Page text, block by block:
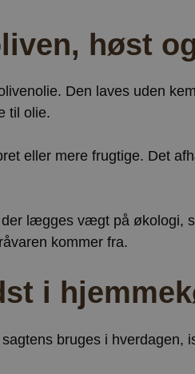
høst
Den laves uden
til olie.
eller mere frugtige. Det
lægges vægt på økologi,
kommer fra.
i
bruges i